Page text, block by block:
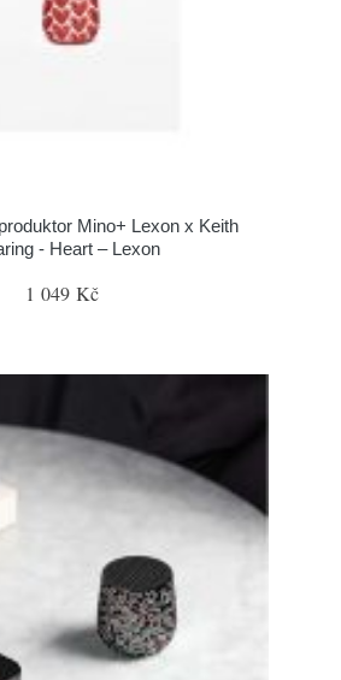
Mino+ Lexon x Keith
- Heart – Lexon
1 049 Kč